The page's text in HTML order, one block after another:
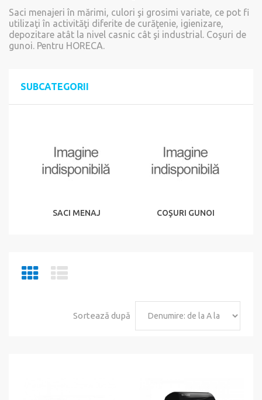
Saci menajeri în mărimi, culori şi grosimi variate, ce pot fi
utilizaţi în activităţi diferite de curăţenie, igienizare,
depozitare atât la nivel casnic cât şi industrial. Coşuri de
gunoi. Pentru HORECA.
SUBCATEGORII
SACI MENAJ COŞURI GUNOI
Sortează după